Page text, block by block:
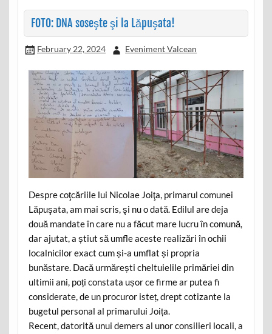
FOTO: DNA soseşte şi la Lăpuşata!
February 22, 2024 Eveniment Valcean
Despre coţcăriile lui Nicolae Joiţa, primarul comunei
Lăpuşata, am mai scris, şi nu o dată. Edilul are deja
două mandate în care nu a făcut mare lucru în comună,
dar ajutat, a știut să umfle aceste realizări în ochii
localnicilor exact cum și-a umflat și propria
bunăstare. Dacă urmărești cheltuielile primăriei din
ultimii ani, poți constata ușor ce firme ar putea fi
considerate, de un procuror isteț, drept cotizante la
bugetul personal al primarului Joița.
Recent, datorită unui demers al unor consilieri locali, a